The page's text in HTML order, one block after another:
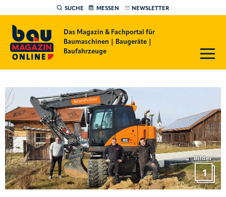
SUCHE MESSEN NEWSLETTER
Das Magazin & Fachportal für
Baumaschinen | Baugeräte |
Baufahrzeuge
Bilder
1